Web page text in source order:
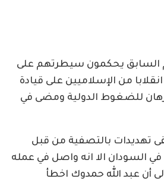
السابق يحكمون سيطرتهم على
من الإسلاميين على قيادة
للضغوط الدولية ومضى في
تهديدات بالتصفية من قبل
في السودان الا انه واصل في عمله
أن عبد الله حمدوك اخطأ